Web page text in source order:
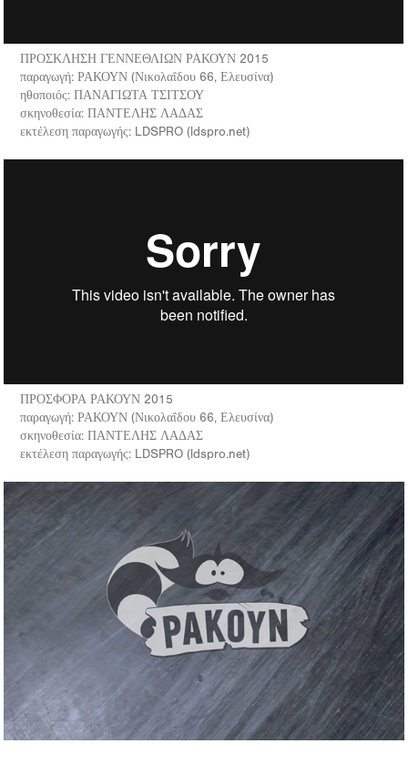
ΠΡΟΣΚΛΗΣΗ ΓΕΝΝΕΘΛΙΩΝ ΡΑΚΟΥΝ 2015
παραγωγή: ΡΑΚΟΥΝ (Νικολαΐδου 66, Ελευσίνα)
ηθοποιός: ΠΑΝΑΓΙΩΤΑ ΤΣΙΤΣΟΥ
σκηνοθεσία: ΠΑΝΤΕΛΗΣ ΛΑΔΑΣ
εκτέλεση παραγωγής: LDSPRO (ldspro.net)
ΠΡΟΣΦΟΡΑ ΡΑΚΟΥΝ 2015
παραγωγή: ΡΑΚΟΥΝ (Νικολαΐδου 66, Ελευσίνα)
σκηνοθεσία: ΠΑΝΤΕΛΗΣ ΛΑΔΑΣ
εκτέλεση παραγωγής: LDSPRO (ldspro.net)